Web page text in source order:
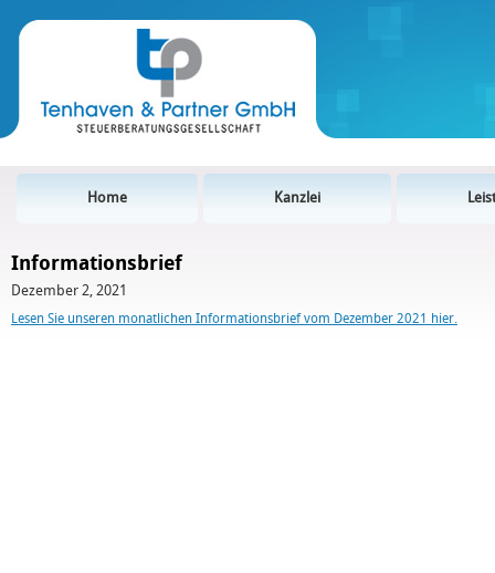
Home Kanzlei
Informationsbrief
Dezember 2, 2021
Lesen Sie unseren monatlichen Informationsbrief vom Dezember 2021 hier.